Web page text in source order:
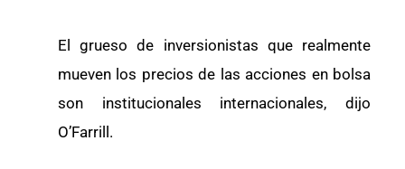
El grueso de inversionistas que realmente
mueven los precios de las acciones en bolsa
son institucionales internacionales, dijo
O’Farrill.